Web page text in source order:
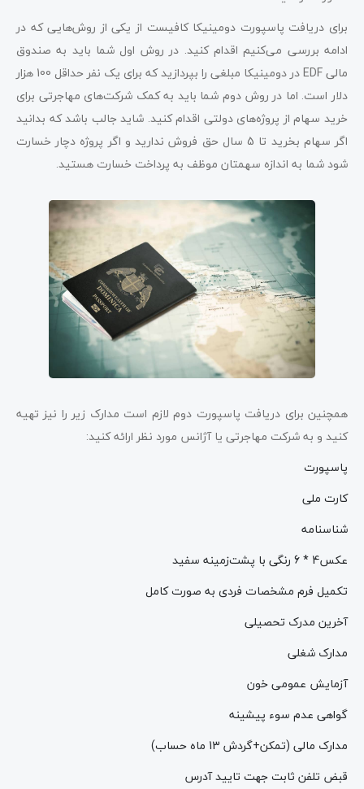
برای دریافت پاسپورت دومینیکا کافیست از یکی از روش‌هایی که در
ادامه بررسی می‌کنیم اقدام کنید. در روش اول شما باید به صندوق
مالی EDF در دومینیکا مبلغی را بپردازید که برای یک نفر حداقل 100 هزار
دلار است. اما در روش دوم شما باید به کمک شرکت‌های مهاجرتی برای
خرید سهام از پروژه‌های دولتی اقدام کنید. شاید جالب باشد که بدانید
اگر سهام بخرید تا 5 سال حق فروش ندارید و اگر پروژه دچار خسارت
شود شما به اندازه سهمتان موظف به پرداخت خسارت هستید.
همچنین برای دریافت پاسپورت دوم لازم است مدارک زیر را نیز تهیه
کنید و به شرکت مهاجرتی یا آژانس مورد نظر ارائه کنید:
پاسپورت
کارت ملی
شناسنامه
عکس4 * 6 رنگی با پشت‌زمینه سفید
تکمیل فرم مشخصات فردی به صورت کامل
آخرین مدرک تحصیلی
مدارک شغلی
آزمایش عمومی خون
گواهی عدم سوء پیشینه
مدارک مالی (تمکن+گردش 13 ماه حساب)
قبض تلفن ثابت جهت تایید آدرس